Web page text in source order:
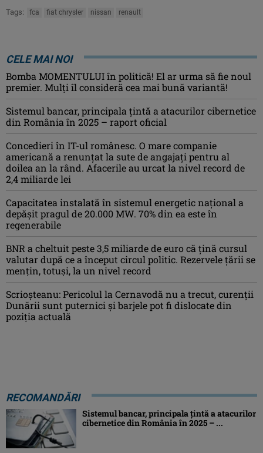
Tags: fca fiat chrysler nissan renault
CELE MAI NOI
Bomba MOMENTULUI în politică! El ar urma să fie noul
premier. Mulți îl consideră cea mai bună variantă!
Sistemul bancar, principala țintă a atacurilor cibernetice
din România în 2025 – raport oficial
Concedieri în IT-ul românesc. O mare companie
americană a renunțat la sute de angajați pentru al
doilea an la rând. Afacerile au urcat la nivel record de
2,4 miliarde lei
Capacitatea instalată în sistemul energetic național a
depășit pragul de 20.000 MW. 70% din ea este în
regenerabile
BNR a cheltuit peste 3,5 miliarde de euro că țină cursul
valutar după ce a început circul politic. Rezervele țării se
mențin, totuși, la un nivel record
Scrioșteanu: Pericolul la Cernavodă nu a trecut, curenţii
Dunării sunt puternici şi barjele pot fi dislocate din
poziţia actuală
RECOMANDĂRI
Sistemul bancar, principala țintă a atacurilor
cibernetice din România în 2025 – ...